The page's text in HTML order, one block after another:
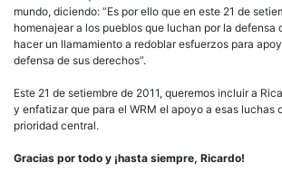
mundo, diciendo: “Es por ello que en este 21 de
homenajear a los pueblos que luchan por la defensa
hacer un llamamiento a redoblar esfuerzos para
defensa de sus derechos”.
Este 21 de setiembre de 2011, queremos incluir a
y enfatizar que para el WRM el apoyo a esas luchas
prioridad central.
Gracias por todo y ¡hasta siempre, Ricardo!